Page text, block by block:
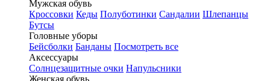
Мужская обувь
Кроссовки Кеды Полуботинки Сандалии Шлепанцы
Бутсы
Головные уборы
Бейсболки Банданы Посмотреть все
Аксессуары
Солнцезащитные очки Напульсники